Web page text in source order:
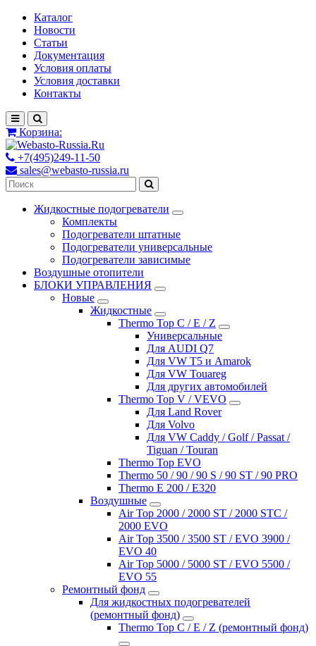
Каталог
Новости
Статьи
Документация
Условия оплаты
Условия доставки
Контакты
Корзина:
+7(495)249-11-50
sales@webasto-russia.ru
Жидкостные подогреватели
Комплекты
Подогреватели штатные
Подогреватели универсальные
Подогреватели зависимые
Воздушные отопители
БЛОКИ УПРАВЛЕНИЯ
Новые
Жидкостные
Thermo Top C / E / Z
Универсальные
Для AUDI Q7
Для VW T5 и Amarok
Для VW Touareg
Для других автомобилей
Thermo Top V / VEVO
Для Land Rover
Для Volvo
Для VW Caddy / Golf / Passat /
Tiguan / Touran
Thermo Top EVO
Thermo 50 / 90 / 90 S / 90 ST / 90 PRO
Thermo E 200 / E320
Воздушные
Air Top 2000 / 2000 ST / 2000 STC /
2000 EVO
Air Top 3500 / 3500 ST / EVO 3900 /
EVO 40
Air Top 5000 / 5000 ST / EVO 5500 /
EVO 55
Ремонтный фонд
Для жидкостных подогревателей
(ремонтный фонд)
Thermo Top C / E / Z (ремонтный фонд)